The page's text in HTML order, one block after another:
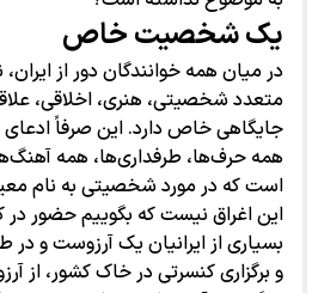
یک شخصیت خاص
در میان همه خوانندگان دور از ایران،
متعدد شخصیتی، هنری، اخلاقی،
جایگاهی خاص دارد. این صرفاً ادعای
همه حرف‌ها، طرفداری‌ها، همه
است که در مورد شخصیتی به نام
این اغراق نیست که بگوییم حضور در
بسیاری از ایرانیان یک آرزوست و در
و برگزاری کنسرتی در خاک کشور، از